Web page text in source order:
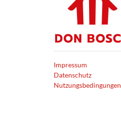
Impressum
Datenschutz
Nutzungsbedingungen